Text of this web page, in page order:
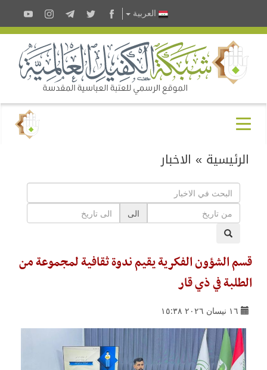
العربية
الرئيسية » الاخبار
الى
قسم الشؤون الفكرية يقيم ندوة ثقافية لمجموعة من
الطلبة في ذي قار
١٦ نيسان ٢٠٢٦ ١٥:٣٨